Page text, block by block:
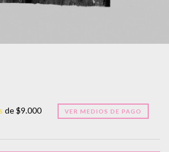
de$9.000 VER MEDIOS DE PAGO